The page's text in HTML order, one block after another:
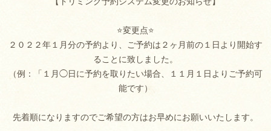
⭐変更点⭐
２０２２年１月分の予約より、ご予約は２ヶ月前の１日より開始す
ることに致しました。
（例：「１月◯日に予約を取りたい場合、１１月１日よりご予約可
能です）
先着順になりますのでご希望の方はお早めにお願いいたします。